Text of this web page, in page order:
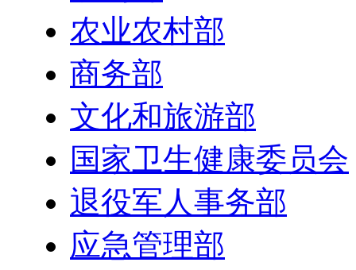
农业农村部
商务部
文化和旅游部
国家卫生健康委员会
退役军人事务部
应急管理部